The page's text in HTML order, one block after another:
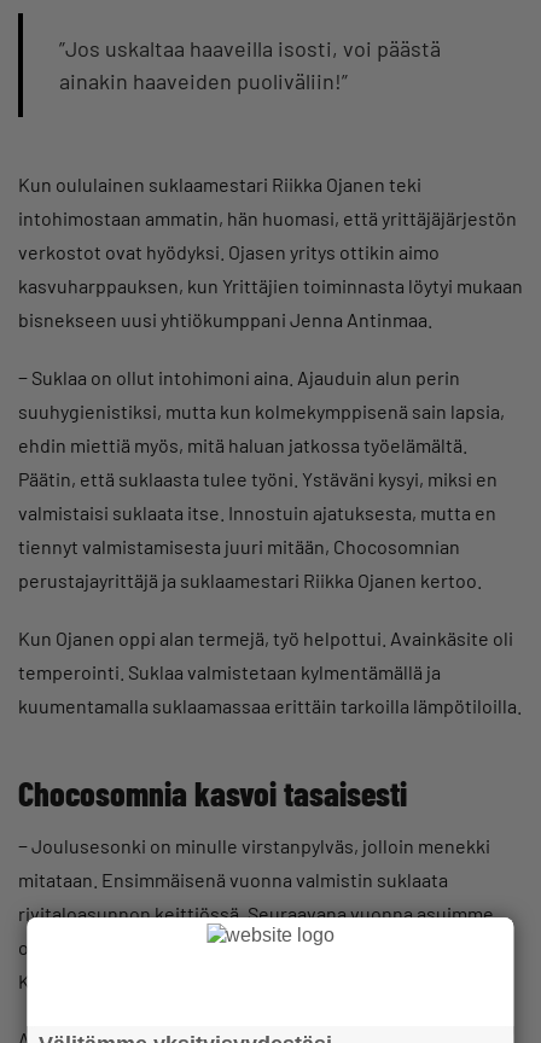
”Jos uskaltaa haaveilla isosti, voi päästä
ainakin haaveiden puoliväliin!”
Kun oululainen suklaamestari Riikka Ojanen teki
intohimostaan ammatin, hän huomasi, että yrittäjäjärjestön
verkostot ovat hyödyksi. Ojasen yritys ottikin aimo
kasvuharppauksen, kun Yrittäjien toiminnasta löytyi mukaan
bisnekseen uusi yhtiökumppani Jenna Antinmaa.
− Suklaa on ollut intohimoni aina. Ajauduin alun perin
suuhygienistiksi, mutta kun kolmekymppisenä sain lapsia,
ehdin miettiä myös, mitä haluan jatkossa työelämältä.
Päätin, että suklaasta tulee työni. Ystäväni kysyi, miksi en
valmistaisi suklaata itse. Innostuin ajatuksesta, mutta en
tiennyt valmistamisesta juuri mitään, Chocosomnian
perustajayrittäjä ja suklaamestari Riikka Ojanen kertoo.
Kun Ojanen oppi alan termejä, työ helpottui. Avainkäsite oli
temperointi. Suklaa valmistetaan kylmentämällä ja
kuumentamalla suklaamassaa erittäin tarkoilla lämpötiloilla.
Chocosomnia kasvoi tasaisesti
− Joulusesonki on minulle virstanpylväs, jolloin menekki
mitataan. Ensimmäisenä vuonna valmistin suklaata
rivitaloasunnon keittiössä. Seuraavana vuonna asuimme
omakotitalossa, mutta sielläkin tilat tulivat vastaan.
Kolmantena jouluna totesin, että en pärjää enää yksin.